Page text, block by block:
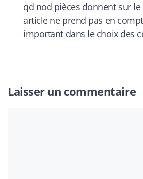
qd nod pièces donnent sur
article ne prend pas en
important dans le choix des
Laisser un commentaire